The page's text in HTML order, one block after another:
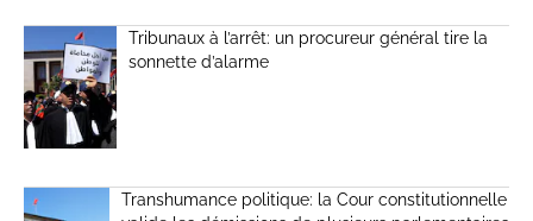
Tribunaux à l’arrêt: un procureur général tire la
sonnette d’alarme
Transhumance politique: la Cour constitutionnelle